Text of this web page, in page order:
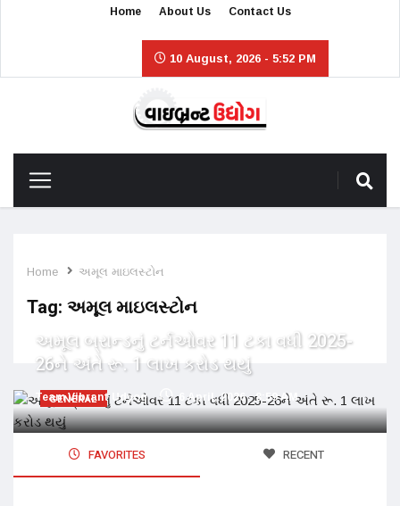
Home About Us Contact Us
10 August, 2026 - 5:52 PM
Home અમૂલ માઇલસ્ટોન
Tag: અમૂલ માઇલસ્ટોન
GENERAL
અમૂલ બ્રાન્ડનું ટર્નઓવર 11 ટકા વધી 2025-
26ને અંતે રૂ. 1 લાખ કરોડ થયું
Team Vibrant Udyog 6 April, 2026 - 8:59 AM
FAVORITES RECENT